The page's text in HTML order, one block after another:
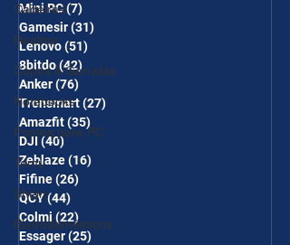
Cadeiras
Realme
Copos e Garrafas
Notebooks
Fontes para PC
Temu
Shein
Eletrodomésticos
Mini PC(7)
Gamesir(31)
Lenovo(51)
8bitdo(42)42 posts
Anker(76)
Tronsmart(27)
Amazfit(35)
DJI(40)40 posts
Zeblaze(16)
Fifine(26)
QCY(44)
Colmi (22) 22 posts
Essager(25)